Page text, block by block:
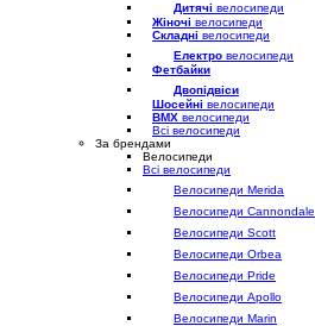
Дитячі велосипеди
Жіночі велосипеди
Складні велосипеди
Електро велосипеди
Фетбайки
Двопідвіси
Шосейні велосипеди
BMX велосипеди
Всі велосипеди
За брендами
Велосипеди
Всі велосипеди
Велосипеди Merida
Велосипеди Cannondale
Велосипеди Scott
Велосипеди Orbea
Велосипеди Pride
Велосипеди Apollo
Велосипеди Marin